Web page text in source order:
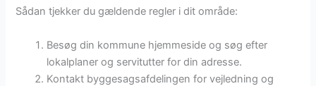
Sådan tjekker du gældende regler i dit område:
Besøg din kommune hjemmeside og søg efter
lokalplaner og servitutter for din adresse.
Kontakt byggesagsafdelingen for vejledning og